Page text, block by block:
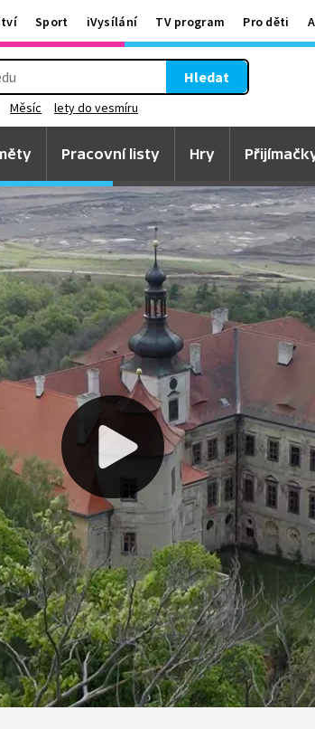
Sport iVysílání TV program Pro děti
Hledat
Měsíc lety do vesmíru
Pracovní listy Hry